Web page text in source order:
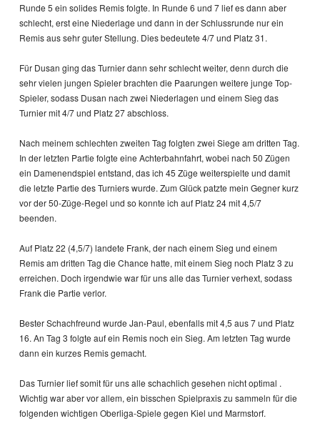
Runde 5 ein solides Remis folgte. In Runde 6 und 7 lief es dann aber
schlecht, erst eine Niederlage und dann in der Schlussrunde nur ein
Remis aus sehr guter Stellung. Dies bedeutete 4/7 und Platz 31.
Für Dusan ging das Turnier dann sehr schlecht weiter, denn durch die
sehr vielen jungen Spieler brachten die Paarungen weitere junge Top-
Spieler, sodass Dusan nach zwei Niederlagen und einem Sieg das
Turnier mit 4/7 und Platz 27 abschloss.
Nach meinem schlechten zweiten Tag folgten zwei Siege am dritten Tag.
In der letzten Partie folgte eine Achterbahnfahrt, wobei nach 50 Zügen
ein Damenendspiel entstand, das ich 45 Züge weiterspielte und damit
die letzte Partie des Turniers wurde. Zum Glück patzte mein Gegner kurz
vor der 50-Züge-Regel und so konnte ich auf Platz 24 mit 4,5/7
beenden.
Auf Platz 22 (4,5/7) landete Frank, der nach einem Sieg und einem
Remis am dritten Tag die Chance hatte, mit einem Sieg noch Platz 3 zu
erreichen. Doch irgendwie war für uns alle das Turnier verhext, sodass
Frank die Partie verlor.
Bester Schachfreund wurde Jan-Paul, ebenfalls mit 4,5 aus 7 und Platz
16. An Tag 3 folgte auf ein Remis noch ein Sieg. Am letzten Tag wurde
dann ein kurzes Remis gemacht.
Das Turnier lief somit für uns alle schachlich gesehen nicht optimal .
Wichtig war aber vor allem, ein bisschen Spielpraxis zu sammeln für die
folgenden wichtigen Oberliga-Spiele gegen Kiel und Marmstorf.